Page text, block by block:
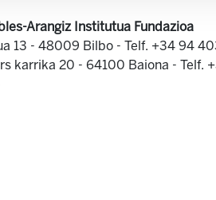
Arangiz Institutua Fundazioa
13 - 48009 Bilbo - Telf. +34 94
karrika 20 - 64100 Baiona - Telf.